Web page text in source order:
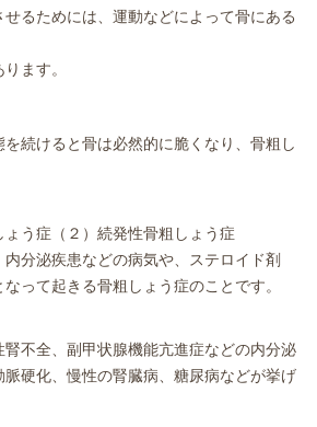
るためには、運動などによって骨にある
ます。
続けると骨は必然的に脆くなり、骨粗し
う症（２）続発性骨粗しょう症
分泌疾患などの病気や、ステロイド剤
って起きる骨粗しょう症のことです。
腎不全、副甲状腺機能亢進症などの内分泌
硬化、慢性の腎臓病、糖尿病などが挙げ